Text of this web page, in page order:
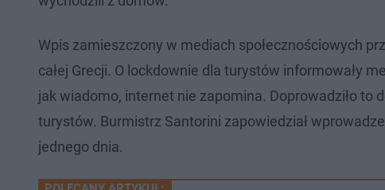
Wpis zamieszczony w mediach społecznościowych
całej Grecji. O lockdownie dla turystów informowały
jak wiadomo, internet nie zapomina. Doprowadziło
turystów. Burmistrz Santorini zapowiedział
jednego dnia.